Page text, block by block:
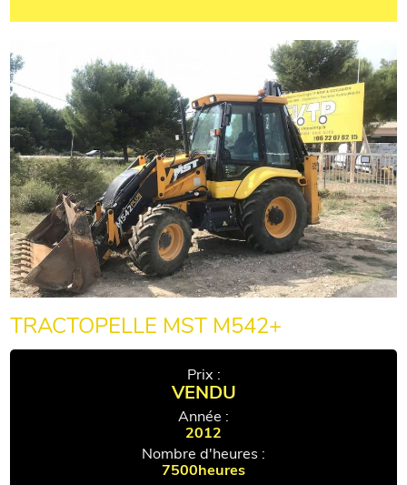
TRACTOPELLE MST M542+
Prix :
VENDU
Année :
2012
Nombre d'heures :
7500heures